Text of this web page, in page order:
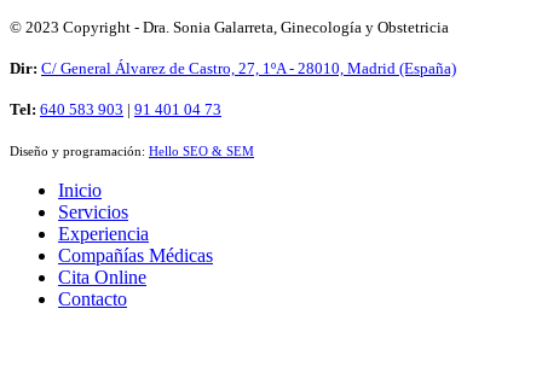
© 2023 Copyright - Dra. Sonia Galarreta, Ginecología y Obstetricia
Dir: C/ General Álvarez de Castro, 27, 1ºA - 28010, Madrid (España)
Tel: 640 583 903 | 91 401 04 73
Diseño y programación: Hello SEO & SEM
Inicio
Servicios
Experiencia
Compañías Médicas
Cita Online
Contacto